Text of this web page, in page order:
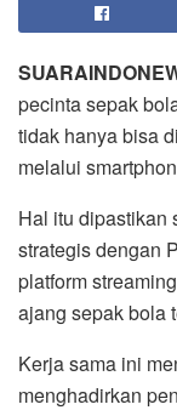
pecinta sepak
tidak hanya bisa
melalui
Hal itu dipastikan
strategis dengan
platform
ajang sepak bola
Kerja sama ini
menghadirkan